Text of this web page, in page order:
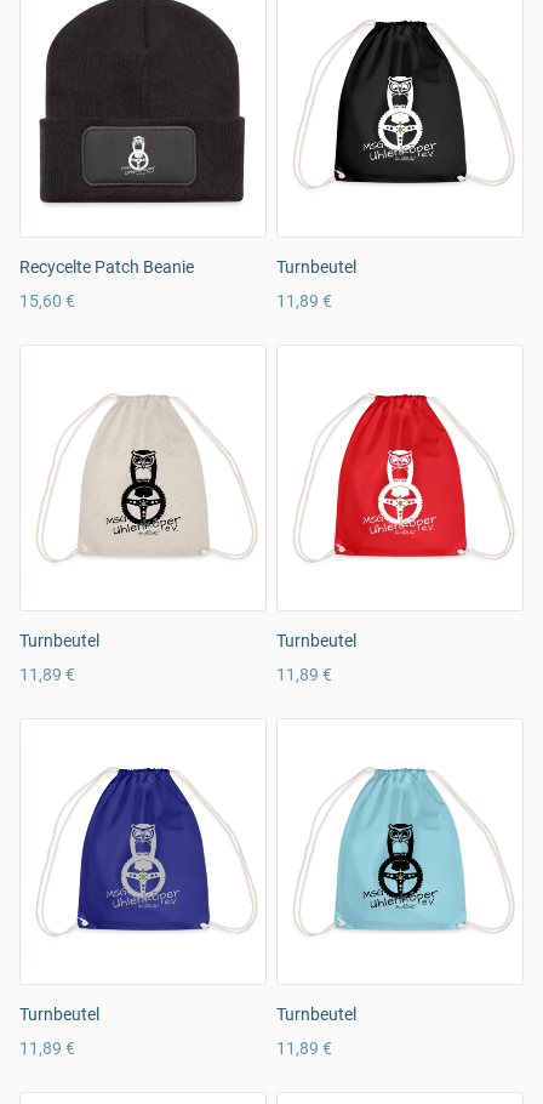
Recycelte Patch Beanie
15,60 €
Turnbeutel
11,89 €
Turnbeutel
11,89 €
Turnbeutel
11,89 €
Turnbeutel
11,89 €
Turnbeutel
11,89 €